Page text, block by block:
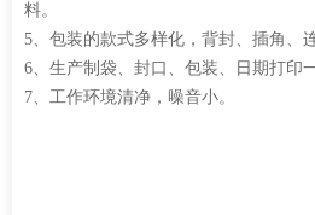
料。
5、包装的款式多样化，背封、插角、
6、生产制袋、封口、包装、日期打印
7、工作环境清净，噪音小。